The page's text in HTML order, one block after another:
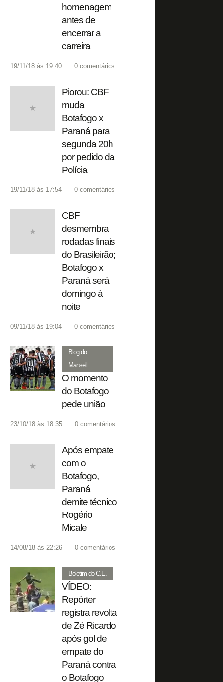
homenagem
antes de
encerrar a
carreira
19/11/18 às 19:40 0 comentários
Piorou: CBF
muda
Botafogo x
Paraná para
segunda 20h
por pedido da
Polícia
19/11/18 às 17:54 0 comentários
CBF
desmembra
rodadas finais
do Brasileirão;
Botafogo x
Paraná será
domingo à
noite
09/11/18 às 19:04 0 comentários
Blog do
Mansell
O momento
do Botafogo
pede união
23/10/18 às 18:35 0 comentários
Após empate
com o
Botafogo,
Paraná
demite técnico
Rogério
Micale
14/08/18 às 22:26 0 comentários
Boletim do C.E.
VÍDEO:
Repórter
registra revolta
de Zé Ricardo
após gol de
empate do
Paraná contra
o Botafogo